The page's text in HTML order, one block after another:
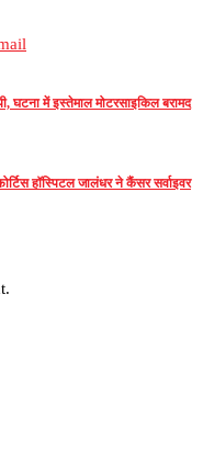
घटना में इस्तेमाल मोटरसाइकिल बरामद
हॉस्पिटल जालंधर ने कैंसर सर्वाइवर